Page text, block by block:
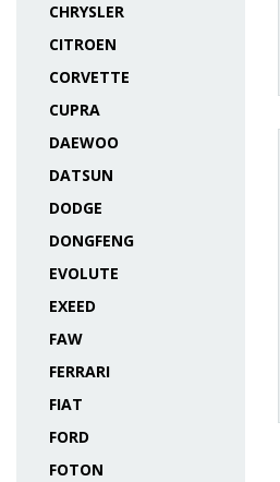
CHRYSLER
CITROEN
CORVETTE
CUPRA
DAEWOO
DATSUN
DODGE
DONGFENG
EVOLUTE
EXEED
FAW
FERRARI
FIAT
FORD
FOTON